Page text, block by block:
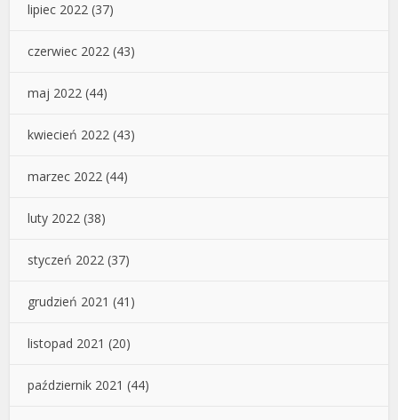
lipiec 2022 (37)
czerwiec 2022 (43)
maj 2022 (44)
kwiecień 2022 (43)
marzec 2022 (44)
luty 2022 (38)
styczeń 2022 (37)
grudzień 2021 (41)
listopad 2021 (20)
październik 2021 (44)